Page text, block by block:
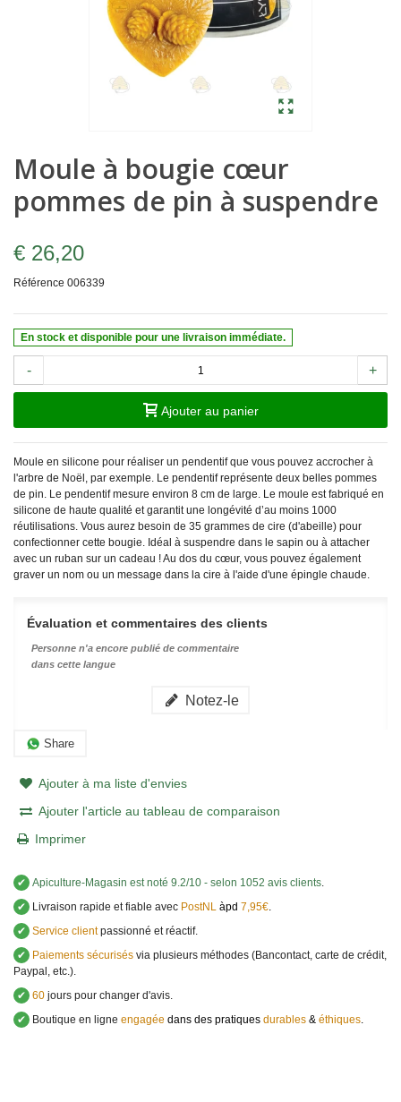
Moule à bougie cœur
pommes de pin à suspendre
€ 26,20
Référence 006339
En stock et disponible pour une livraison immédiate.
- +
Ajouter au panier
Moule en silicone pour réaliser un pendentif que vous pouvez accrocher à
l'arbre de Noël, par exemple. Le pendentif représente deux belles pommes
de pin. Le pendentif mesure environ 8 cm de large. Le moule est fabriqué en
silicone de haute qualité et garantit une longévité d’au moins 1000
réutilisations. Vous aurez besoin de 35 grammes de cire (d'abeille) pour
confectionner cette bougie. Idéal à suspendre dans le sapin ou à attacher
avec un ruban sur un cadeau ! Au dos du cœur, vous pouvez également
graver un nom ou un message dans la cire à l'aide d'une épingle chaude.
Évaluation et commentaires des clients
Personne n'a encore publié de commentaire
dans cette langue
Notez-le
Share
Ajouter à ma liste d'envies
Ajouter l'article au tableau de comparaison
Imprimer
✔ Apiculture-Magasin est noté 9.2/10 - selon 1052 avis clients.
✔
Livraison rapide et fiable avec PostNL àpd 7,95€.
✔ Service clientpassionné et réactif.
✔
Paiements sécurisés via plusieurs méthodes (Bancontact, carte de crédit,
Paypal, etc.).
✔ 60 jours pour changer d'avis.
✔
Boutique en ligne engagée dans des pratiques durables & éthiques.